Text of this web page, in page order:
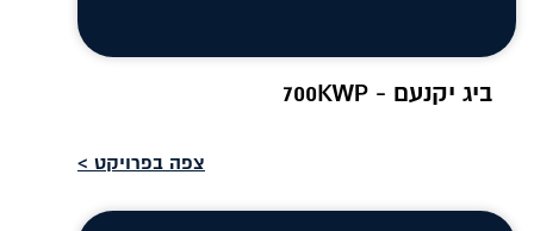
ביג יקנעם - 700KWP
צפה בפרויקט >